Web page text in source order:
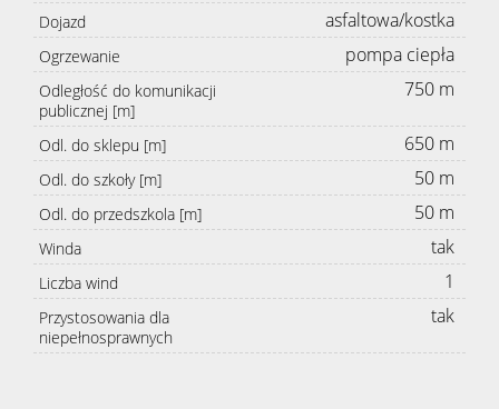
Dojazd asfaltowa/kostka
Ogrzewanie pompa ciepła
Odległość do komunikacji
publicznej [m]
750 m
Odl. do sklepu [m] 650 m
Odl. do szkoły [m] 50 m
Odl. do przedszkola [m] 50 m
Winda tak
Liczba wind 1
Przystosowania dla
niepełnosprawnych
tak